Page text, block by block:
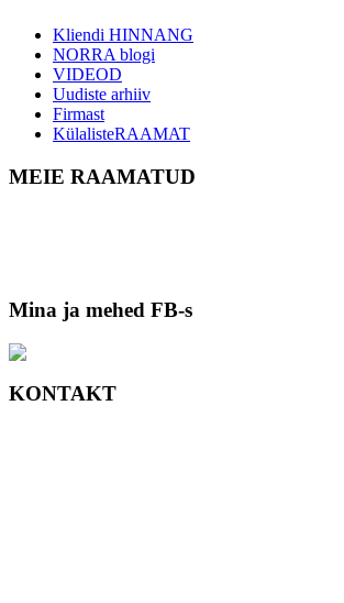
Kliendi HINNANG
NORRA blogi
VIDEOD
Uudiste arhiiv
Firmast
KülalisteRAAMAT
MEIE RAAMATUD
Mina ja mehed FB-s
KONTAKT